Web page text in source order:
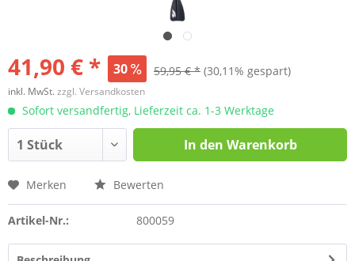
41,90 € * 30 59,95 € * (30,11% gespart)
inkl. MwSt.zzgl. Versandkosten
Sofort versandfertig, Lieferzeit ca. 1-3 Werktage
In den Warenkorb
Merken Bewerten
Artikel-Nr.: 800059